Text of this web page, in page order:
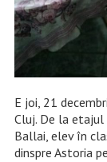
E joi, 21
Cluj. De la etajul
Ballai, elev în
dinspre Astoria